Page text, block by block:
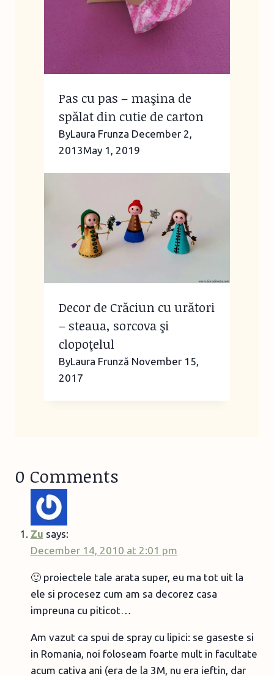
Pas cu pas – maşina de
spălat din cutie de carton
ByLaura Frunza December 2,
2013May 1, 2019
Decor de Crăciun cu urători
– steaua, sorcova şi
clopoţelul
ByLaura Frunză November 15,
2017
0 Comments
Zu says:
December 14, 2010 at 2:01 pm
🙂 proiectele tale arata super, eu ma tot uit la
ele si procesez cum am sa decorez casa
impreuna cu piticot…
Am vazut ca spui de spray cu lipici: se gaseste si
in Romania, noi foloseam foarte mult in facultate
acum cativa ani (era de la 3M, nu era ieftin, dar